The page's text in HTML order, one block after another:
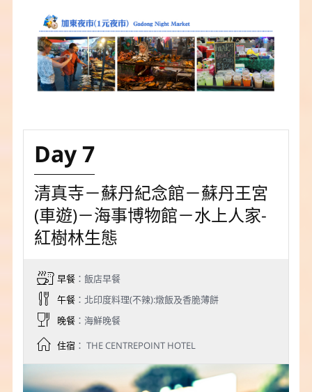
Day 7
清真寺－蘇丹紀念館－蘇丹王宮
(車遊)－海事博物館－水上人家-
紅樹林生態
早餐：飯店早餐
午餐：北印度料理(不辣):燉飯及香脆薄餅
晚餐：海鮮晚餐
住宿： THE CENTREPOINT HOTEL